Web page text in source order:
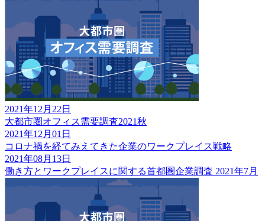
2021年12月22日
大都市圏オフィス需要調査2021秋
2021年12月01日
コロナ禍を経てみえてきた企業のワークプレイス戦略
2021年08月13日
働き方とワークプレイスに関する首都圏企業調査 2021年7月